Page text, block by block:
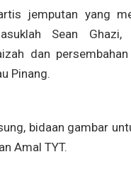
jemputan yang
Sean Ghazi,
dan
Pinang.
bidaan gambar
Amal TYT.